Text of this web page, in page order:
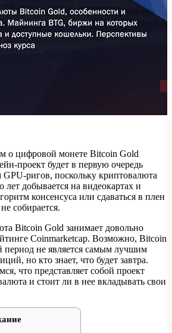
о цифровой монете Bitcoin Gold
проект будет в первую очередь
GPU-ригов, поскольку криптовалюта
добывается на видеокартах и
консенсуса или сдаваться в плен
собирается.
Bitcoin Gold занимает довольно
Coinmarketcap. Возможно, Bitcoin
не является самым лучшим
но кто знает, что будет завтра.
что представляет собой проект
и стоит ли в нее вкладывать свои